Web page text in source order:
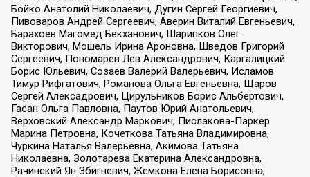
Бойко Анатолий Николаевич, Дугин Сергей Георгиевич,
Пивоваров Андрей Сергеевич, Аверин Виталий Евгеньевич,
Барахоев Магомед Бекханович, Шарипков Олег
Викторович, Мошель Ирина Ароновна, Шведов Григорий
Сергеевич, Пономарев Лев Александрович, Каргалицкий
Борис Юльевич, Созаев Валерий Валерьевич, Исламов
Тимур Рифгатович, Романова Ольга Евгеньевна, Щаров
Сергей Алексадрович, Цирульников Борис Альбертович,
Гасан Ольга Павловна, Паутов Юрий Анатольевич,
Верховский Александр Маркович, Пислакова-Паркер
Марина Петровна, Кочеткова Татьяна Владимировна,
Чуркина Наталья Валерьевна, Акимова Татьяна
Николаевна, Золотарева Екатерина Александровна,
Рачинский Ян Збигневич, Жемкова Елена Борисовна,